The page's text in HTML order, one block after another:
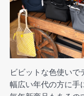
ビビットな色使いで
幅広い年代の方に手